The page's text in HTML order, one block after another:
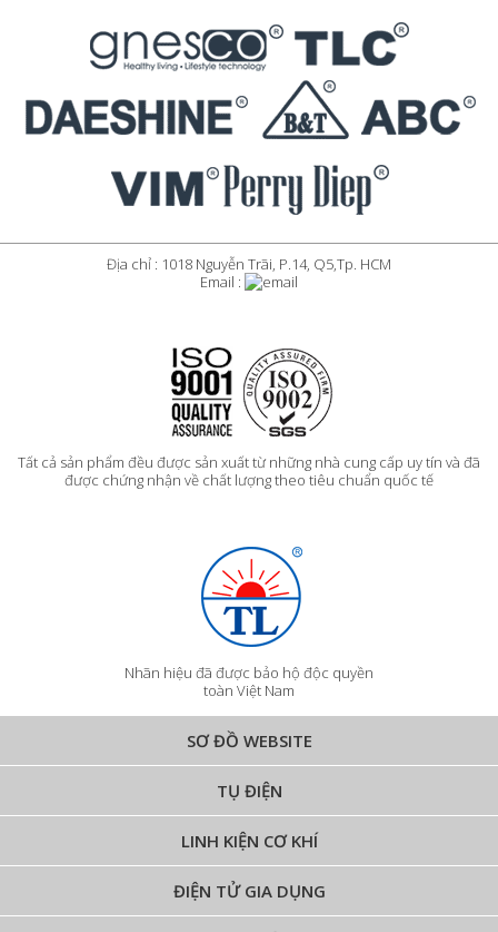
Địa chỉ : 1018 Nguyễn Trãi, P.14, Q5,Tp. HCM
Email :
Tất cả sản phẩm đều được sản xuất từ những nhà cung cấp uy tín và đã
được chứng nhận về chất lượng theo tiêu chuẩn quốc tế
Nhãn hiệu đã được bảo hộ độc quyền
toàn Việt Nam
SƠ ĐỒ WEBSITE
TỤ ĐIỆN
LINH KIỆN CƠ KHÍ
ĐIỆN TỬ GIA DỤNG